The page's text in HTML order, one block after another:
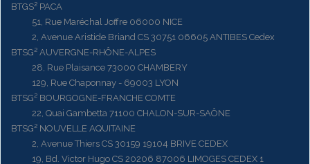
BTGS² PACA
51, Rue Maréchal Joffre 06000 NICE
2, Avenue Aristide Briand CS 30751 06605 ANTIBES Cedex
BTSG² AUVERGNE-RHÔNE-ALPES
28, Rue Plaisance 73000 CHAMBERY
129, Rue Chaponnay - 69003 LYON
BTSG² BOURGOGNE-FRANCHE COMTE
22, Quai Gambetta 71100 CHALON-SUR-SAÔNE
BTSG² NOUVELLE AQUITAINE
2, Avenue Thiers CS 30159 19104 BRIVE CEDEX
19, Bd. Victor Hugo CS 20206 87006 LIMOGES CEDEX 1